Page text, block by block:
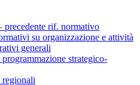
precedente rif. normativo
su organizzazione e attività
generali
strategico-
regionali